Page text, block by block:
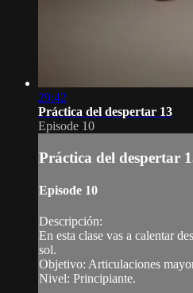
29:42
Práctica del despertar 13
Episode 10
Práctica del despertar
Episode 10
Descripción:
En esta clase vas a calentar
sol.
Objetivo: Articulaciones
Nivel: Principiante.